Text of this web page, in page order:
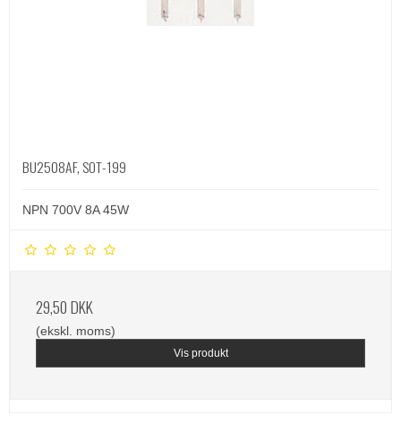
BU2508AF, SOT-199
NPN 700V 8A 45W
29,50 DKK
(ekskl. moms)
Vis produkt